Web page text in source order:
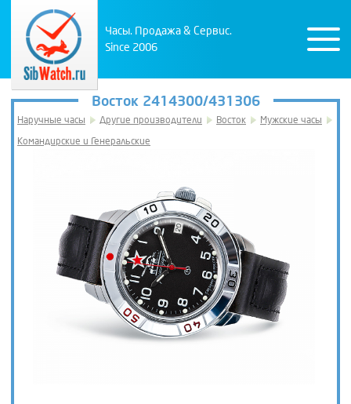
Часы. Продажа & Сервис.
Since 2006
Восток 2414300/431306
Наручные часы Другие производители Восток Мужские часы
Командирские и Генеральские